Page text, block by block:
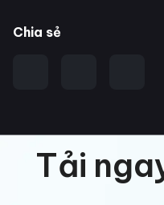
Chia sẻ
Tải